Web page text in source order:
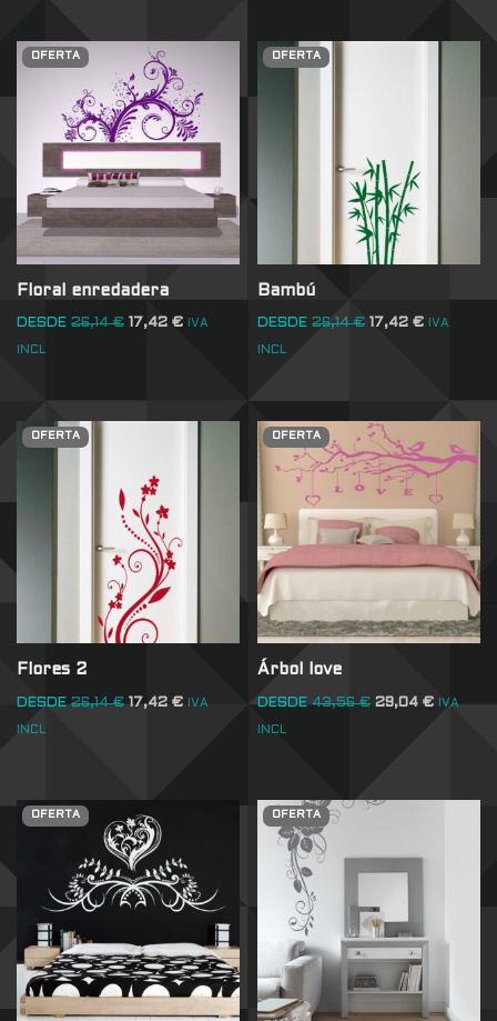
OFERTA
Floral enredadera
DESDE 26,14€ 17,42 € IVA
INCL
OFERTA
Bambú
DESDE 26,14€ 17,42€ IVA
INCL
OFERTA
Flores 2
DESDE 26,14€ 17,42 € IVA
INCL
OFERTA
Árbol love
DESDE 43,56€ 29,04€ IVA
INCL
OFERTA OFERTA